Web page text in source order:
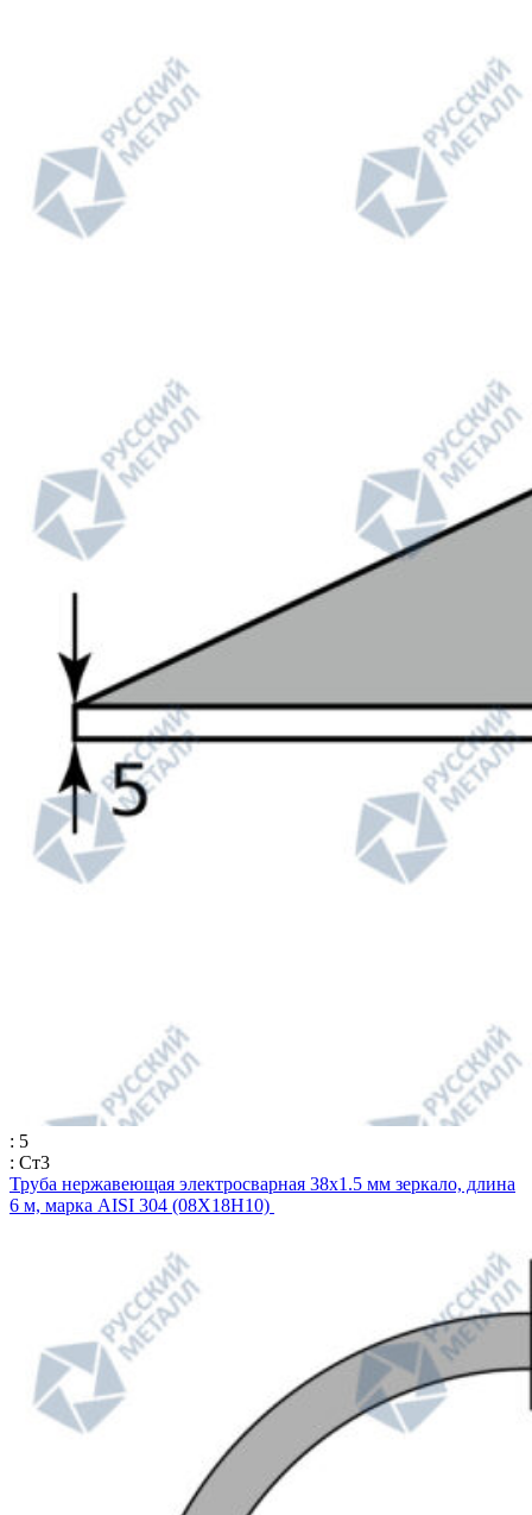
: 5
: Ст3
Труба нержавеющая электросварная 38х1.5 мм зеркало, длина
6 м, марка AISI 304 (08Х18Н10)